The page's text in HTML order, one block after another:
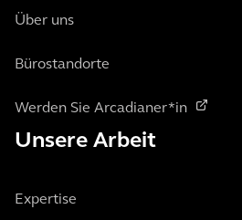
Über uns
Bürostandorte
Werden Sie Arcadianer*in
Unsere Arbeit
Expertise